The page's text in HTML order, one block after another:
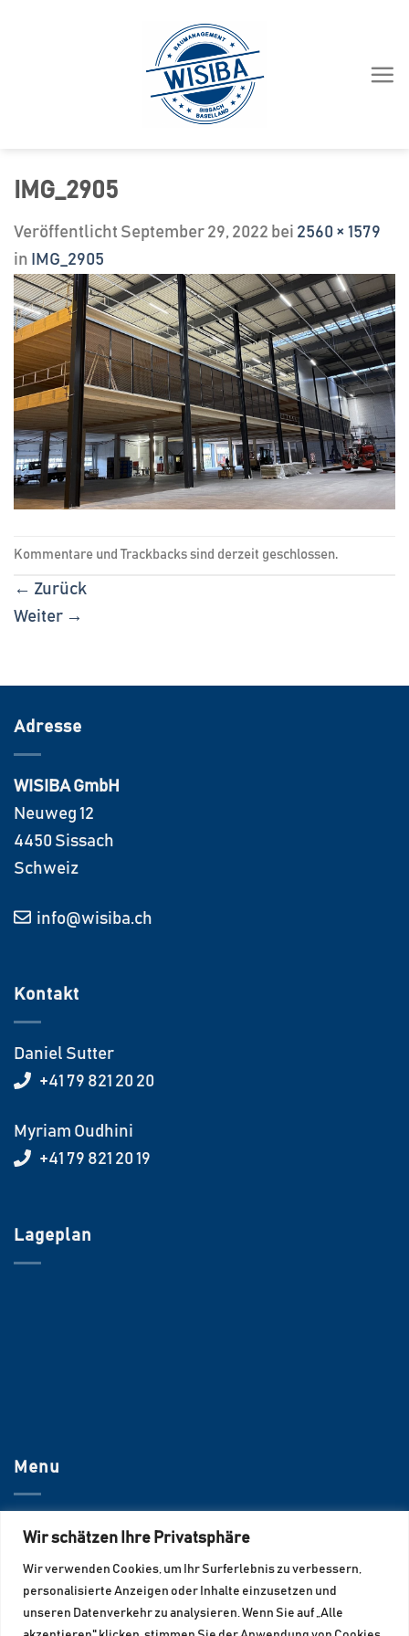
Wir schätzen Ihre Privatsphäre
Wir verwenden Cookies, um Ihr Surferlebnis zu verbessern,
personalisierte Anzeigen oder Inhalte einzusetzen und
unseren Datenverkehr zu analysieren. Wenn Sie auf „Alle
IMG_2905
Veröffentlicht September 29, 2022 bei 2560 × 1579
in
IMG_2905
Kommentare und Trackbacks sind derzeit geschlossen.
← Zurück
Weiter →
Adresse
WISIBA GmbH
Neuweg 12
4450 Sissach
Schweiz
info@wisiba.ch
Kontakt
Daniel Sutter
+41 79 821 20 20
Myriam Oudhini
+41 79 821 20 19
Lageplan
Menu
UNTERNEHMEN
JOBS
KONTAKT